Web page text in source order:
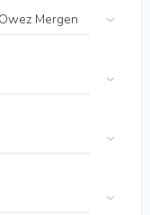
Mergen